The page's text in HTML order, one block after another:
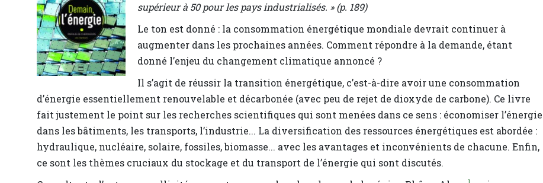
supérieur à 50 pour les pays industrialisés. » (p. 189)
Le ton est donné : la consommation énergétique mondiale devrait continuer à
augmenter dans les prochaines années. Comment répondre à la demande, étant
donné l’enjeu du changement climatique annoncé ?
Il s’agit de réussir la transition énergétique, c’est-à-dire avoir une consommation
d’énergie essentiellement renouvelable et décarbonée (avec peu de rejet de dioxyde de carbone). Ce livre
fait justement le point sur les recherches scientifiques qui sont menées dans ce sens : économiser l’énergie
dans les bâtiments, les transports, l’industrie... La diversification des ressources énergétiques est abordée :
hydraulique, nucléaire, solaire, fossiles, biomasse... avec les avantages et inconvénients de chacune. Enfin,
ce sont les thèmes cruciaux du stockage et du transport de l’énergie qui sont discutés.